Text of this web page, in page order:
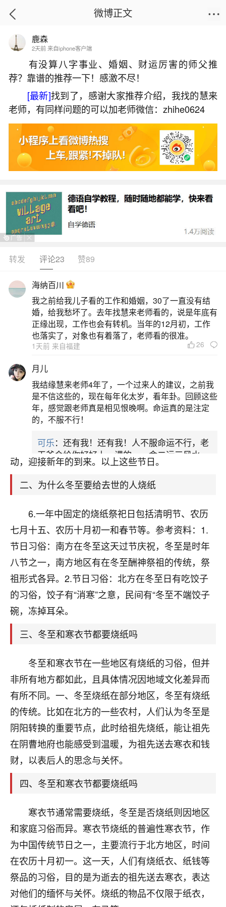
首页
冬至烧纸是什么节？
2026-06-01 14:22:10 10 4 赞
生活中像冬至烧纸是什么节？都是很常见的问
题，但是小问题不注意可能会引起大麻烦，下面就
这个问题给大家做一些解读：
一、给亡人烧纸每年多少次
2.中元节（农历七月十五）：又称为“鬼节”或
“盂兰盆节”，在这一天，人们会烧纸钱、放灯笼，以
慰藉亡灵。3.下元节（农历十月一日）：这是农历
十月一日，人们也会进行祭祖活动，以纪念先人。
4.冬至：通常在12月21日或22日，人们会在这一天
祭拜祖先，以示纪念。5.除夕（腊月三十）：在农
历年的最后一天，全家人会聚在一起，进行祭祖活
动，迎接新年的到来。以上这些节日。
二、为什么冬至要给去世的人烧纸
6.一年中固定的烧纸祭祀日包括清明节、农历
七月十五、农历十月初一和春节等。参考资料：1.
节日习俗：南方在冬至这天过节庆祝，冬至是时年
八节之一，南方地区有在冬至酬神祭祖的传统，祭
祖形式各异。2.节日习俗：北方在冬至日有吃饺子
的习俗，饺子有“消寒”之意，民间有“冬至不端饺子
碗，冻掉耳朵。
三、冬至和寒衣节都要烧纸吗
冬至和寒衣节在一些地区有烧纸的习俗，但并
非所有地方都如此，且具体情况因地域文化差异而
有所不同。一、冬至烧纸在部分地区，冬至有烧纸
的传统。比如在北方的一些农村，人们认为冬至是
阴阳转换的重要节点，此时给祖先烧纸，能让祖先
在阴曹地府也能感受到温暖，为祖先送去寒衣和钱
财，以表后人的思念与关怀。
四、冬至和寒衣节都要烧纸吗
寒衣节通常需要烧纸，冬至是否烧纸则因地区
和家庭习俗而异。寒衣节烧纸的普遍性寒衣节，作
为中国传统节日之一，主要流行于北方地区，时间
在农历十月初一。这一天，人们有烧纸衣、纸钱等
祭品的习俗，目的是为逝去的祖先送去寒衣，表达
对他们的缅怀与关怀。烧纸的物品不仅限于纸衣，
微博正文
鹿森
2天前 来自iphone客户端
有没算八字事业、婚姻、财运厉害的师父推
荐？靠谱的推荐一下！感激不尽！
[最新]找到了，感谢大家推荐介绍，我找的慧来
老师，有同样问题的可以加老师微信：zhihe0624
转发 评论23 赞89
海纳百川
我之前给我儿子看的工作和婚姻，30了一直没有结
婚，给我愁坏了。去年找慧来老师看的，说是年底有
正缘出现，工作也会有转机。当年的12月初，工作
也落实了，对象也有着落了，老师看的很准。
1天前 来自福建 26
月儿
我结缘慧来老师4年了，一个过来人的建议，之前我
是不信这些的，现在每年化太岁，看年卦。回顾这些
年，感觉跟老师真是相见恨晚啊。命运真的是注定
的，不服不行！
可乐：还有我！还有我！人不服命运不行，老
天爷会给你好好上一课的。一命二运三风水，
哪样不服都不行！
平安是福：我也是每年找老师化太岁，看年
卦，认识老师3年了，都是缘分啊！
17分钟前 来自湖北 19
心若莲花
我是做餐饮的，这两年，生意屡屡受挫，店开一家关
一家，要么生意不好，生意好的就出事。前些年攒的
家底快败光了，真是倒霉！我也想找人看看到底怎么
回事？
鹿森：你可以找老师看看，人有时不服命不行
太阳当空赵：我也做餐饮的，生意不算大，但
址、风水、还有开业日子，哪哪都看了，虽然
大环境不好，但是我家生意还可以，前几天又
刚找老师做了补财库，希望财运更好一点！
2小时前 来自海南 18
梦醒时分
我女儿高二叛逆，大半年不上学，一说她就要死要活
的，把我们两口子愁的不行，朋友给我推荐的慧来老
师，一开始我是病急乱投医，这半年来，法事一个个
做完，我女儿跟变了个人一样，不期望她能考多好的
大学，只要能安安稳稳的把书读了，身体心理都健健
鹿森：可怜天下父母心啊！
3小时前 来自河北 16
付深
我是公司人事调整，有升迁机会，但同时竞争的我们
三个，找老师的时候是抱着侥幸心理，没想到老师看